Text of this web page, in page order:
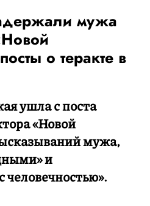
мужа
о теракте в
ушла с поста
«Новой
мужа,
и